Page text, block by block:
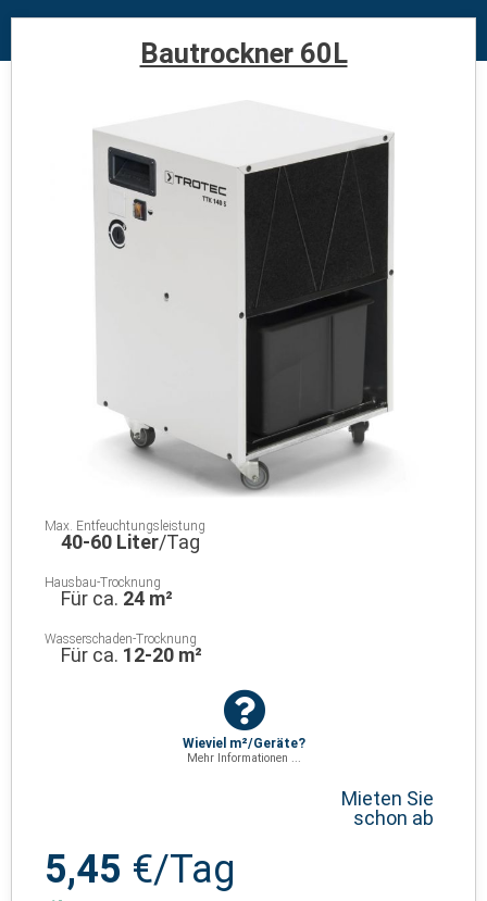
Bautrockner 60L
Max. Entfeuchtungsleistung
40-60 Liter/Tag
Hausbau-Trocknung
Für ca. 24 m²
Wasserschaden-Trocknung
Für ca. 12-20 m²
Wieviel m²/Geräte?
Mehr Informationen ...
Mieten Sie
schon ab
5,45 €/Tag